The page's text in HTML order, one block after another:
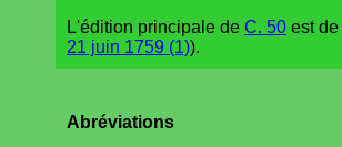
L'édition principale de C. 50 est de
21 juin 1759 (1)).
Abréviations